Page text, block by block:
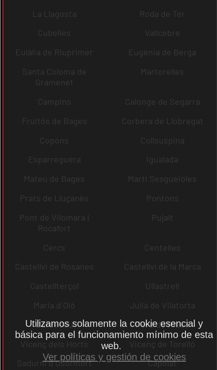
La Llagosta
Roda de Ter
Cubelles
Vallcebre
Eulàlia de Riuprimer
Eugènia de Berga
Santa Coloma de
Gramenet
Martorelles
Campins
Calonge de Segarra
Fruitós de Bages
Corbera de Llobregat
Copons
Collsuspina
Esparreguera
Igualada
Mateu de Bages
Martí Sesgueioles
Prats de Lluçanès
Pontons
Pont de Vilomara i
Rocafort
Pujalt
Cercs
Centelles
Castellví de Rosanes
Castellví de la Marca
Castellterçol
Ullastrell
Maria d´Oló
Julià de Vilatorta
Cardedeu
Pere de Ribes
Vicenç dels Horts
Vicenç de Torelló
Sadurní d´Osormort
Capolat
Utilizamos solamente la cookie esencial y
básica para el funcionamiento mínimo de esta
web.
Ver políticas y gestión de cookies